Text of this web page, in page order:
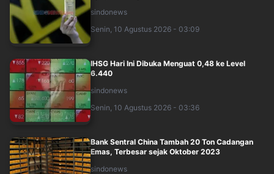
sindonews
Senin, 10 Agustus 2026 - 03:09
IHSG Hari Ini Dibuka Menguat 0,48 ke Level
6.440
sindonews
Senin, 10 Agustus 2026 - 03:36
Bank Sentral China Tambah 20 Ton Cadangan
Emas, Terbesar sejak Oktober 2023
sindonews